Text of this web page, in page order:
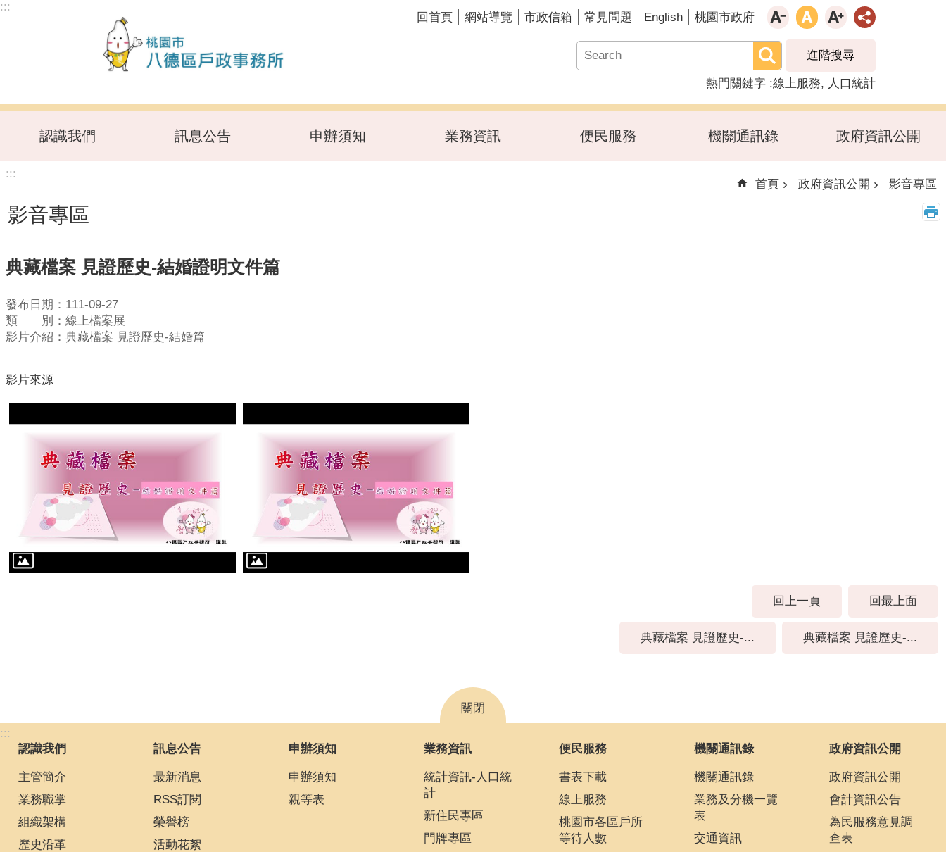
跳到主要內容區塊
:::
回首頁 網站導覽 市政信箱 常見問題 English 桃園市政府
進階搜尋
熱門關鍵字 線上服務 人口統計
認識我們 訊息公告 申辦須知 業務資訊 便民服務 機關通訊錄 政府資訊公開
:::
首頁 政府資訊公開 影音專區
影音專區
典藏檔案 見證歷史-結婚證明文件篇
發布日期：111-09-27
類 別：線上檔案展
影片介紹：典藏檔案 見證歷史-結婚篇
影片來源
回上一頁 回最上面
典藏檔案 見證歷史-... 典藏檔案 見證歷史-...
關閉
:::
認識我們
主管簡介
業務職掌
組織架構
歷史沿革
訊息公告
最新消息
RSS訂閱
榮譽榜
活動花絮
申辦須知
申辦須知
親等表
業務資訊
統計資訊-人口統
計
新住民專區
門牌專區
便民服務
書表下載
線上服務
桃園市各區戶所
等待人數
機關通訊錄
機關通訊錄
業務及分機一覽
表
交通資訊
政府資訊公開
政府資訊公開
會計資訊公告
為民服務意見調
查表